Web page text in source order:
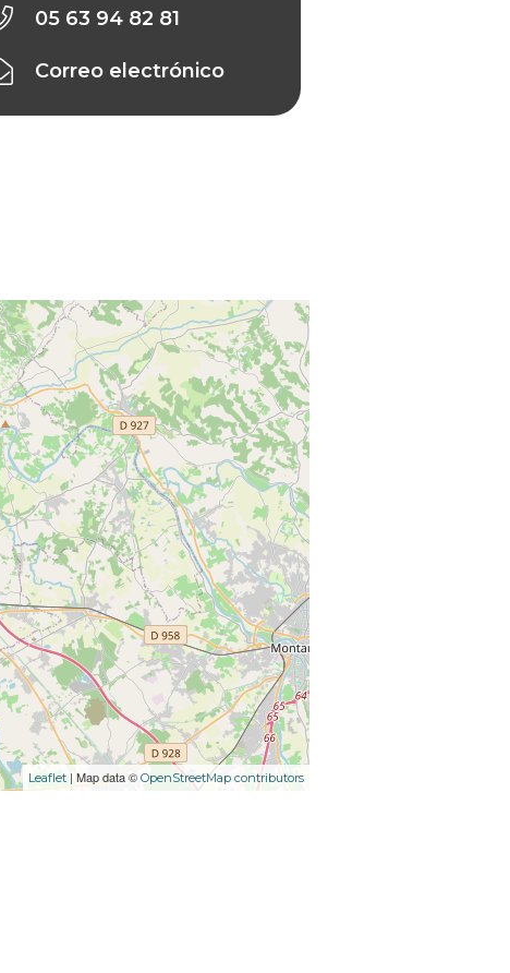
05 63 94 82 81
Correo electrónico
Leaflet | Map data © OpenStreetMap contributors